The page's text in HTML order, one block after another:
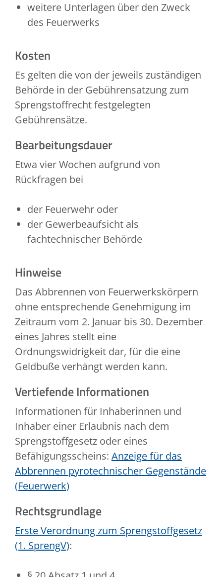
weitere Unterlagen über den Zweck
des Feuerwerks
Kosten
Es gelten die von der jeweils zuständigen
Behörde in der Gebührensatzung zum
Sprengstoffrecht festgelegten
Gebührensätze.
Bearbeitungsdauer
Etwa vier Wochen aufgrund von
Rückfragen bei
der Feuerwehr oder
der Gewerbeaufsicht als
fachtechnischer Behörde
Hinweise
Das Abbrennen von Feuerwerkskörpern
ohne entsprechende Genehmigung im
Zeitraum vom 2. Januar bis 30. Dezember
eines Jahres stellt eine
Ordnungswidrigkeit dar, für die eine
Geldbuße verhängt werden kann.
Vertiefende Informationen
Informationen für Inhaberinnen und
Inhaber einer Erlaubnis nach dem
Sprengstoffgesetz oder eines
Befähigungsscheins: Anzeige für das
Abbrennen pyrotechnischer Gegenstände
(Feuerwerk)
Rechtsgrundlage
Erste Verordnung zum Sprengstoffgesetz
(1. SprengV):